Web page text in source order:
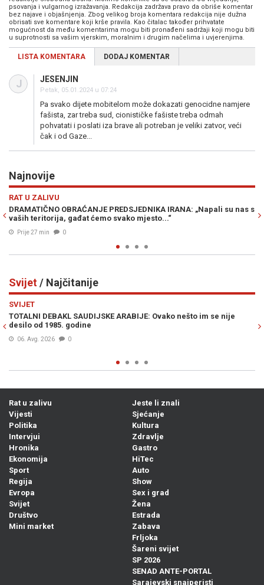
psovanja i vulgarnog izražavanja. Redakcija zadržava pravo da obriše komentar
bez najave i objašnjenja. Zbog velikog broja komentara redakcija nije dužna
obrisati sve komentare koji krše pravila. Kao čitalac također prihvatate
mogućnost da među komentarima mogu biti pronađeni sadržaji koji mogu biti
u suprotnosti sa vašim vjerskim, moralnim i drugim načelima i uvjerenjima.
LISTA KOMENTARA DODAJ KOMENTAR
J JESENJIN
Petak, 05.01.2024 u 07:24
Pa svako dijete mobitelom može dokazati genocidne namjere
fašista, zar treba sud, cionističke fašiste treba odmah
pohvatati i poslati iza brave ali potreban je veliki zatvor, veći
čak i od Gaze...
Najnovije
PREDSJEDNIKA IRANA: „Napali su nas s
ćemo svako mjesto...“
UŽAS S DRUGE
tijelo muškarca,
Svijet/ Najčitanije
ARABIJE: Ovako nešto im se nije
IZRAEL ZABRINUT
Rat u zalivu
Vijesti
Politika
Intervjui
Hronika
Ekonomija
Sport
Regija
Evropa
Svijet
Društvo
Mini market
Jeste li znali
Sjećanje
Kultura
Zdravlje
Gastro
HiTec
Auto
Show
Sex i grad
Žena
Estrada
Zabava
Frljoka
Šareni svijet
SP 2026
SENAD ANTE-PORTAL
Sarajevski snajperisti